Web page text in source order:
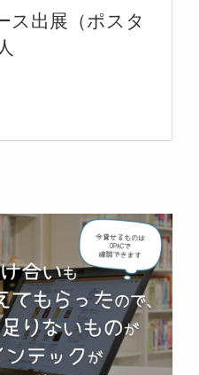
ス出展（ポスタ